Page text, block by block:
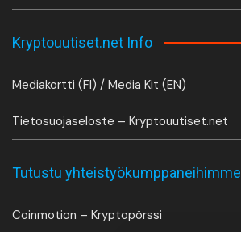
Kryptouutiset.net Info
Mediakortti (FI) / Media Kit (EN)
Tietosuojaseloste – Kryptouutiset.net
Tutustu yhteistyökumppaneihimme
Coinmotion – Kryptopörssi